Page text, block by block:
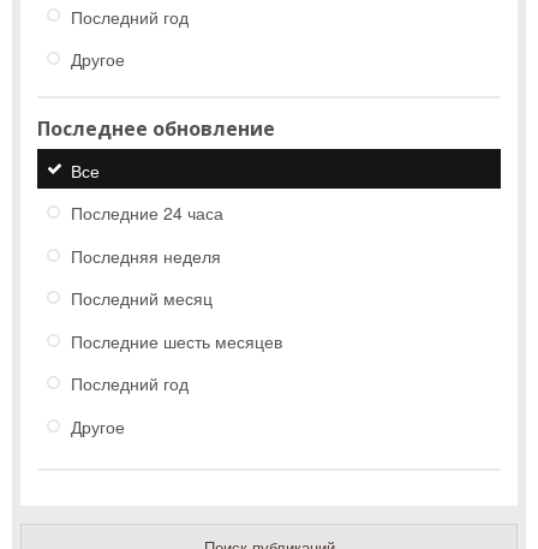
Последний год
Другое
Последнее обновление
Все
Последние 24 часа
Последняя неделя
Последний месяц
Последние шесть месяцев
Последний год
Другое